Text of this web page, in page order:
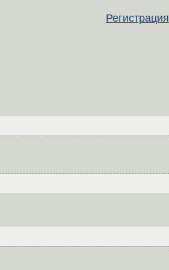
Регистрация